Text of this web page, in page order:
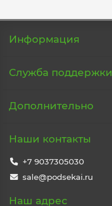
Информация
Служба поддержки
Дополнительно
Наши контакты
+7 9037305030
sale@podsekai.ru
Наш адрес